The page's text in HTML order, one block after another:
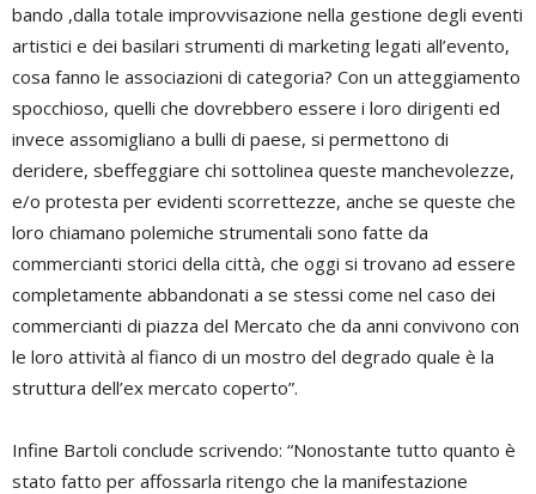
bando ,dalla totale improvvisazione nella gestione degli eventi
artistici e dei basilari strumenti di marketing legati all’evento,
cosa fanno le associazioni di categoria? Con un atteggiamento
spocchioso, quelli che dovrebbero essere i loro dirigenti ed
invece assomigliano a bulli di paese, si permettono di
deridere, sbeffeggiare chi sottolinea queste manchevolezze,
e/o protesta per evidenti scorrettezze, anche se queste che
loro chiamano polemiche strumentali sono fatte da
commercianti storici della città, che oggi si trovano ad essere
completamente abbandonati a se stessi come nel caso dei
commercianti di piazza del Mercato che da anni convivono con
le loro attività al fianco di un mostro del degrado quale è la
struttura dell’ex mercato coperto”.
Infine Bartoli conclude scrivendo: “Nonostante tutto quanto è
stato fatto per affossarla ritengo che la manifestazione